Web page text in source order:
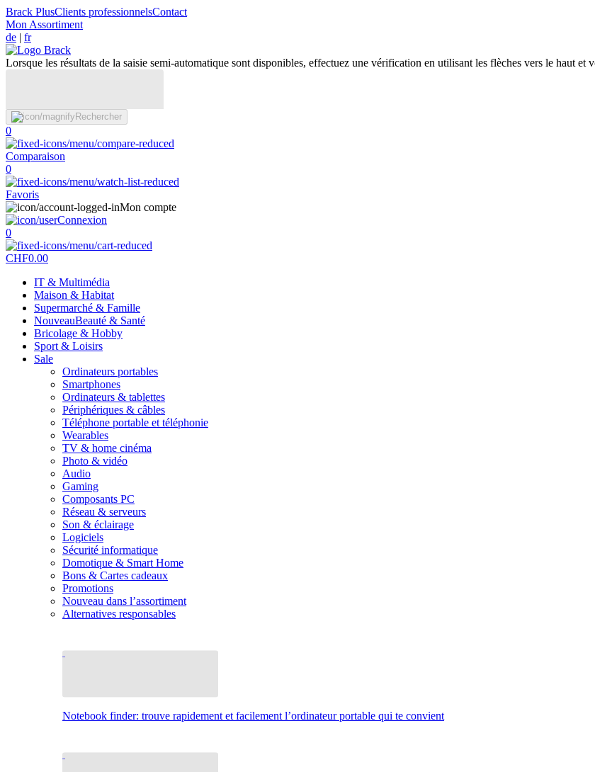
Brack PlusClients professionnelsContact
Mon Assortiment
de | fr
Lorsque les résultats de la saisie semi-automatique sont disponibles, effectuez une vérification en utilisant les flèches vers le haut et
Rechercher
0
Comparaison
0
Favoris
Mon compte
Connexion
0
CHF0.00
IT & Multimédia
Maison & Habitat
Supermarché & Famille
NouveauBeauté & Santé
Bricolage & Hobby
Sport & Loisirs
Sale
Ordinateurs portables
Smartphones
Ordinateurs & tablettes
Périphériques & câbles
Téléphone portable et téléphonie
Wearables
TV & home cinéma
Photo & vidéo
Audio
Gaming
Composants PC
Réseau & serveurs
Son & éclairage
Logiciels
Sécurité informatique
Domotique & Smart Home
Bons & Cartes cadeaux
Promotions
Nouveau dans l’assortiment
Alternatives responsables
Notebook finder: trouve rapidement et facilement l’ordinateur portable qui te convient